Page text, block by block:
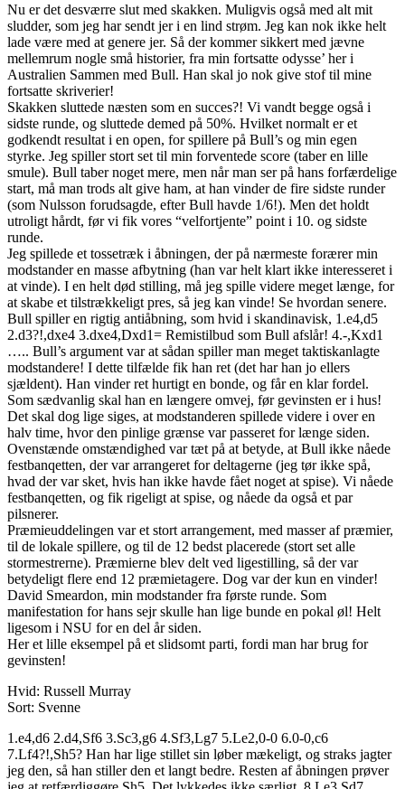
Nu er det desværre slut med skakken. Muligvis også med alt mit
sludder, som jeg har sendt jer i en lind strøm. Jeg kan nok ikke helt
lade være med at genere jer. Så der kommer sikkert med jævne
mellemrum nogle små historier, fra min fortsatte odysse’ her i
Australien Sammen med Bull. Han skal jo nok give stof til mine
fortsatte skriverier!
Skakken sluttede næsten som en succes?! Vi vandt begge også i
sidste runde, og sluttede demed på 50%. Hvilket normalt er et
godkendt resultat i en open, for spillere på Bull’s og min egen
styrke. Jeg spiller stort set til min forventede score (taber en lille
smule). Bull taber noget mere, men når man ser på hans forfærdelige
start, må man trods alt give ham, at han vinder de fire sidste runder
(som Nulsson forudsagde, efter Bull havde 1/6!). Men det holdt
utroligt hårdt, før vi fik vores “velfortjente” point i 10. og sidste
runde.
Jeg spillede et tossetræk i åbningen, der på nærmeste forærer min
modstander en masse afbytning (han var helt klart ikke interesseret i
at vinde). I en helt død stilling, må jeg spille videre meget længe, for
at skabe et tilstrækkeligt pres, så jeg kan vinde! Se hvordan senere.
Bull spiller en rigtig antiåbning, som hvid i skandinavisk, 1.e4,d5
2.d3?!,dxe4 3.dxe4,Dxd1= Remistilbud som Bull afslår! 4.-,Kxd1
….. Bull’s argument var at sådan spiller man meget taktiskanlagte
modstandere! I dette tilfælde fik han ret (det har han jo ellers
sjældent). Han vinder ret hurtigt en bonde, og får en klar fordel.
Som sædvanlig skal han en længere omvej, før gevinsten er i hus!
Det skal dog lige siges, at modstanderen spillede videre i over en
halv time, hvor den pinlige grænse var passeret for længe siden.
Ovenstænde omstændighed var tæt på at betyde, at Bull ikke nåede
festbanqetten, der var arrangeret for deltagerne (jeg tør ikke spå,
hvad der var sket, hvis han ikke havde fået noget at spise). Vi nåede
festbanqetten, og fik rigeligt at spise, og nåede da også et par
pilsnerer.
Præmieuddelingen var et stort arrangement, med masser af præmier,
til de lokale spillere, og til de 12 bedst placerede (stort set alle
stormestrerne). Præmierne blev delt ved ligestilling, så der var
betydeligt flere end 12 præmietagere. Dog var der kun en vinder!
David Smeardon, min modstander fra første runde. Som
manifestation for hans sejr skulle han lige bunde en pokal øl! Helt
ligesom i NSU for en del år siden.
Her et lille eksempel på et slidsomt parti, fordi man har brug for
gevinsten!
Hvid: Russell Murray
Sort: Svenne
1.e4,d6 2.d4,Sf6 3.Sc3,g6 4.Sf3,Lg7 5.Le2,0-0 6.0-0,c6
7.Lf4?!,Sh5? Han har lige stillet sin løber mækeligt, og straks jagter
jeg den, så han stiller den et langt bedre. Resten af åbningen prøver